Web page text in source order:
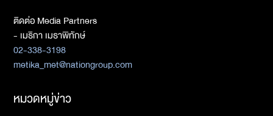
ติดต่อ Media Partners
- เมธิกา เมธาพิทักษ์
02-338-3198
metika_met@nationgroup.com
หมวดหมู่ข่าว